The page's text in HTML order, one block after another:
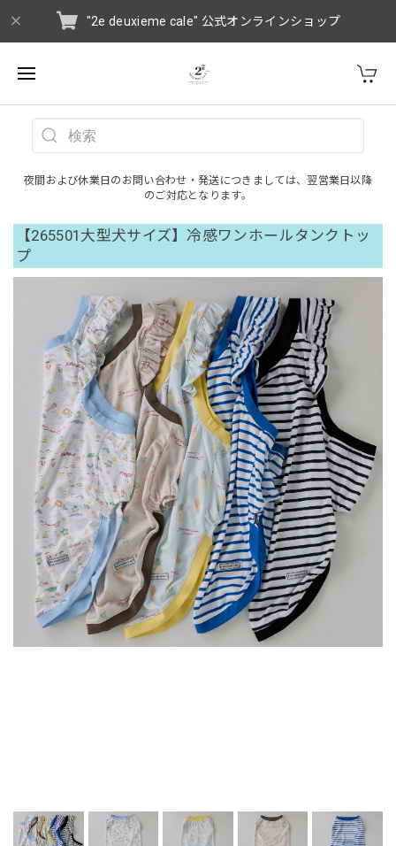
"2e deuxieme cale" 公式オンラインショップ
夜間および休業日のお問い合わせ・発送につきましては、翌営業日以降
のご対応となります。
【265501大型犬サイズ】冷感ワンホールタンクトッ
プ